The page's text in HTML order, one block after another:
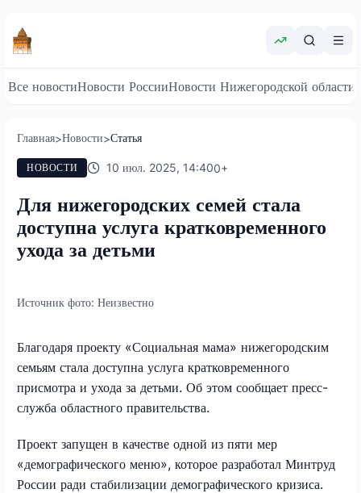
Все новостиНовости РоссииНовости Нижегородской области
Главная>Новости>Статья
НОВОСТИ 10 июл. 2025, 14:400+
Для нижегородских семей стала
доступна услуга кратковременного
ухода за детьми
Источник фото: Неизвестно
Благодаря проекту «Социальная мама» нижегородским
семьям стала доступна услуга кратковременного
присмотра и ухода за детьми. Об этом сообщает пресс-
служба областного правительства.
Проект запущен в качестве одной из пяти мер
«демографического меню», которое разработал Минтруд
России ради стабилизации демографического кризиса.